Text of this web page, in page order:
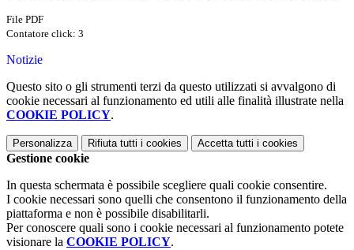
File PDF
Contatore click: 3
Notizie
Questo sito o gli strumenti terzi da questo utilizzati si avvalgono di
cookie necessari al funzionamento ed utili alle finalità illustrate nella
COOKIE POLICY.
Personalizza Rifiuta tutti i cookies Accetta tutti i cookies
Gestione cookie
In questa schermata è possibile scegliere quali cookie consentire.
I cookie necessari sono quelli che consentono il funzionamento della
piattaforma e non è possibile disabilitarli.
Per conoscere quali sono i cookie necessari al funzionamento potete
visionare la COOKIE POLICY.